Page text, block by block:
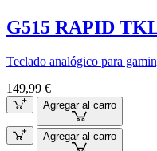
G515 RAPID
Teclado analógico para
149,99 €
Agregar al carro
Agregar al carro